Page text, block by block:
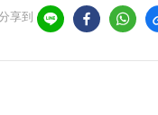
享到